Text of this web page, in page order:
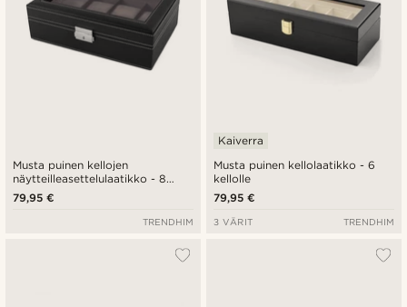
Musta puinen kellojen
näytteilleasettelulaatikko - 8
kellolle
79,95 €
TRENDHIM
Musta puinen kellolaatikko - 6
kellolle
Kaiverra
79,95 €
3 VÄRIT TRENDHIM